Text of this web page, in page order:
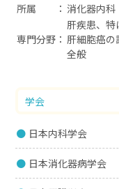
所属
消化器内科
専門分野
肝疾患、特
肝細胞癌
全般
学会
日本内科学会
日本消化器病学会